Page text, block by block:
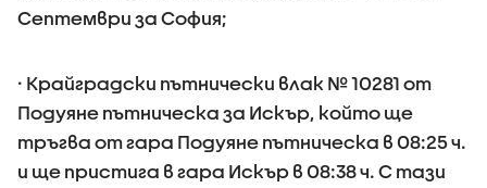
Септември за София;
· Крайградски пътнически влак № 10281 от
Подуяне пътническа за Искър, който ще
тръгва от гара Подуяне пътническа в 08:25 ч.
и ще пристига в гара Искър в 08:38 ч. С тази